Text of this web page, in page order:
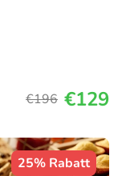
€196 €129
25% Rabatt